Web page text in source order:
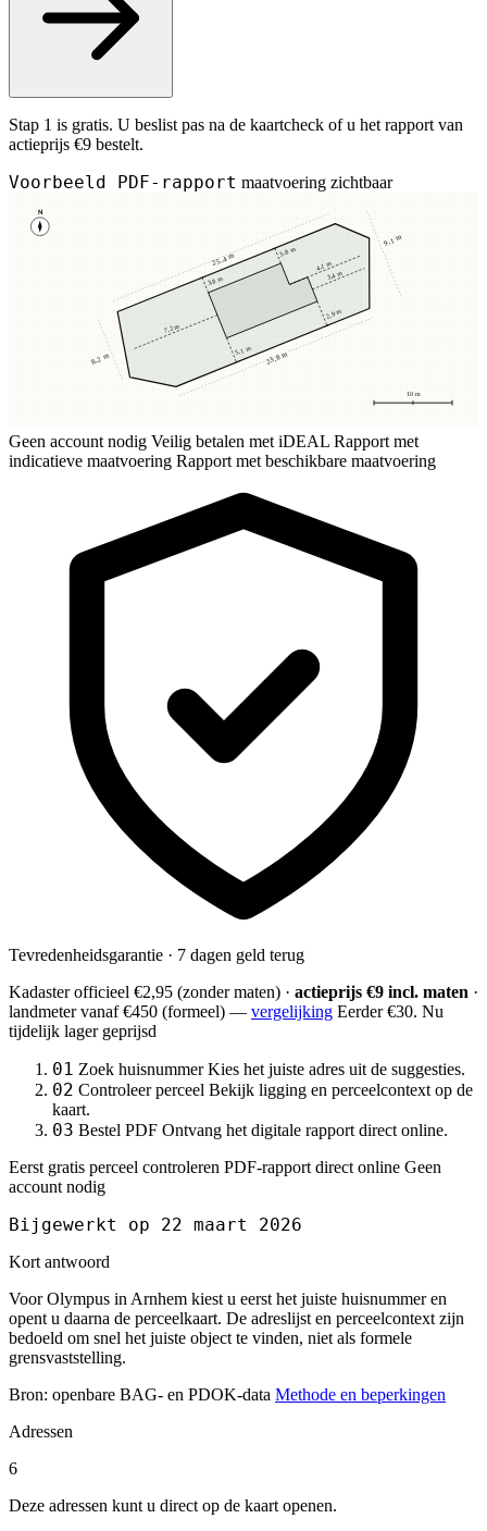
Stap 1 is gratis. U beslist pas na de kaartcheck of u het rapport van
actieprijs €9 bestelt.
Voorbeeld PDF-rapport maatvoering zichtbaar
N
10 m
3,8 m
3,8 m
5,1 m
2,9 m
7,2 m
3,4 m
4,1 m
25,4 m
23,8 m
8,2 m
9,1 m
Geen account nodig Veilig betalen met iDEAL Rapport met
indicatieve maatvoering Rapport met beschikbare maatvoering
Tevredenheidsgarantie · 7 dagen geld terug
Kadaster officieel €2,95 (zonder maten) · actieprijs €9 incl. maten ·
landmetervanaf €450 (formeel) — vergelijking Eerder €30. Nu
tijdelijk lager geprijsd
01 Zoek huisnummer Kies het juiste adres uit de suggesties.
02 Controleer perceel Bekijk ligging en perceelcontext op de
kaart.
03 Bestel PDF Ontvang het digitale rapport direct online.
Eerst gratis perceel controleren PDF-rapport direct online Geen
account nodig
Bijgewerkt op 22 maart 2026
Kort antwoord
Voor Olympus in Arnhem kiest u eerst het juiste huisnummer en
opent u daarna de perceelkaart. De adreslijst en perceelcontext zijn
bedoeld om snel het juiste object te vinden, niet als formele
grensvaststelling.
Bron: openbare BAG- en PDOK-data Methode en beperkingen
Adressen
6
Deze adressen kunt u direct op de kaart openen.